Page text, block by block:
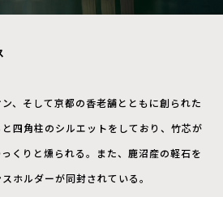
、そして京都の香老舗とともに創られた
四角柱のシルエットをしており、竹芯が
くりと燻られる。また、鹿沼産の軽石を
ホルダーが同封されている。